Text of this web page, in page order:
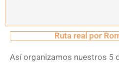
Ruta real por
Así organizamos nuestros 5